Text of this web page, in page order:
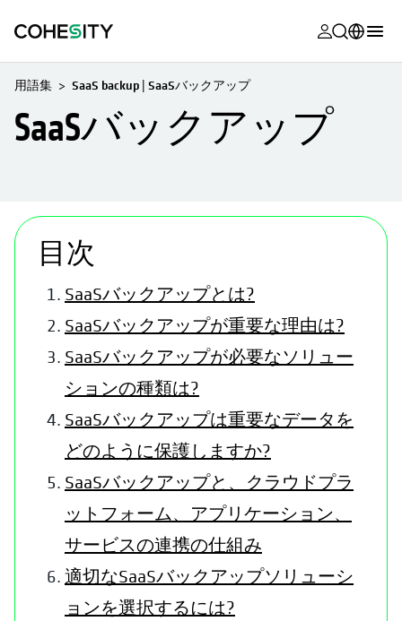
新しいタ
Helios
新しいタ
新しいタ
新しいタ
製品に関す
ドキュメ
新しいタ
新しいタ
Community
新しいタ
パートナー
新しいタ
English (U.S.)
Deutsch (Germany)
Português (Brazil)
Español (Spain)
用語集 SaaS backup | SaaSバックアップ
SaaSバックアップ
目次
SaaSバックアップとは?
SaaSバックアップが重要な理由は?
SaaSバックアップが必要なソリュー
ションの種類は?
SaaSバックアップは重要なデータを
どのように保護しますか?
SaaSバックアップと、クラウドプラ
ットフォーム、アプリケーション、
サービスの連携の仕組み
適切なSaaSバックアップソリューシ
ョンを選択するには?